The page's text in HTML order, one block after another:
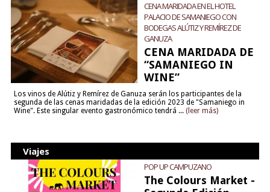
CENA MARIDADA EN EL HOTEL
PALACIO DE SAMANIEGO CON
BODEGAS ALÚTIZ Y REMÍREZ DE
GANUZA
CENA MARIDADA DE
“SAMANIEGO IN
WINE”
Los vinos de Alútiz y Remírez de Ganuza serán los participantes de la
segunda de las cenas maridadas de la edición 2023 de "Samaniego in
Wine". Este singular evento gastronómico tendrá ... (leer más)
Viajes
POP UP CAMPUZANO
The Colours Market -